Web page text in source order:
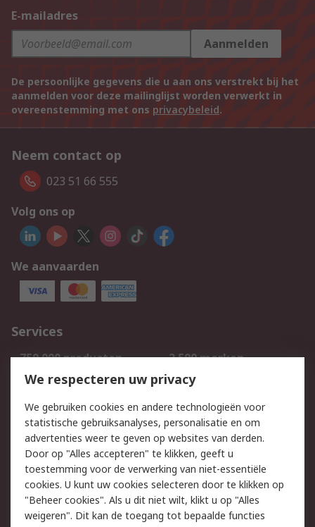
E-mailadres
Aanmelden
De persoonlijke gegevens die u aan ons verstrekt bij het
aanmelden voor deze mailinglijst worden verwerkt in
overeenstemming met ons privacybeleid.
Neem contact op
023 51 66 555
Volg ons op
We aanvaarden
Services
750.000 producten
2.500 merken
Bestellen
Inkoopoplossingen
Track & Trace
Wettelijk
Cookiebeleid
Email veiligheid
Privacybeleid
Websitevoorwaarden
Algemene
We respecteren uw privacy
We gebruiken cookies en andere technologieën voor
statistische gebruiksanalyses, personalisatie en om
advertenties weer te geven op websites van derden.
Door op "Alles accepteren" te klikken, geeft u
toestemming voor de verwerking van niet-essentiële
cookies. U kunt uw cookies selecteren door te klikken op
"Beheer cookies". Als u dit niet wilt, klikt u op "Alles
weigeren". Dit kan de toegang tot bepaalde functies